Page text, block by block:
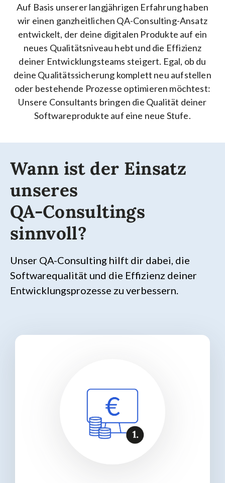
Auf Basis unserer langjährigen Erfahrung haben
wir einen ganzheitlichen QA-Consulting-Ansatz
entwickelt, der deine digitalen Produkte auf ein
neues Qualitätsniveau hebt und die Effizienz
deiner Entwicklungsteams steigert. Egal, ob du
deine Qualitätssicherung komplett neu aufstellen
oder bestehende Prozesse optimieren möchtest:
Unsere Consultants bringen die Qualität deiner
Softwareprodukte auf eine neue Stufe.
Wann ist der Einsatz
unseres
QA-Consultings
sinnvoll?
Unser QA-Consulting hilft dir dabei, die
Softwarequalität und die Effizienz deiner
Entwicklungsprozesse zu verbessern.